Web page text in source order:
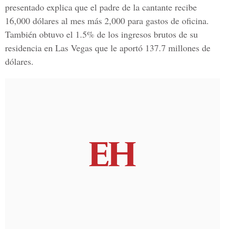
presentado explica que el padre de la cantante recibe
16,000 dólares al mes más 2,000 para gastos de oficina.
También obtuvo el 1.5% de los ingresos brutos de su
residencia en Las Vegas que le aportó 137.7 millones de
dólares.